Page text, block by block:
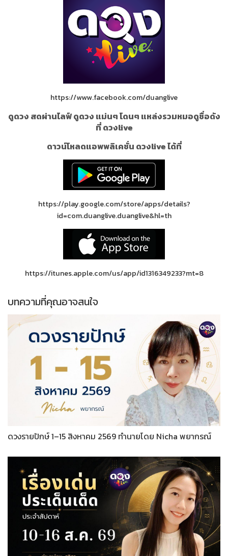
https://www.facebook.com/duanglive
ดูดวง สดผ่านไลฟ์ ดูดวง แม่นๆ โดนๆ แหล่งรวมหมอดูชื่อดัง
ที่ ดวงlive
ดาวน์โหลดแอพพลิเคชั่น ดวงlive ได้ที่
https://play.google.com/store/apps/details?
id=com.duanglive.duanglive&hl=th
https://itunes.apple.com/us/app/id1316349233?mt=8
บทความที่คุณอาจสนใจ
ดวงรายปักษ์ 1–15 สิงหาคม 2569 ทำนายโดย Nicha พยากรณ์